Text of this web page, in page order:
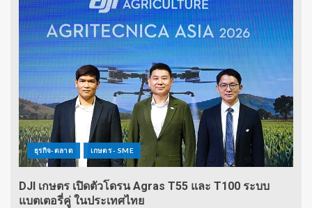
ธุรกิจ-ตลาด เกษตร - SME
DJI เกษตร เปิดตัวโดรน Agras T55 และ T100 ระบบ
แบตเตอรี่คู่ ในประเทศไทย